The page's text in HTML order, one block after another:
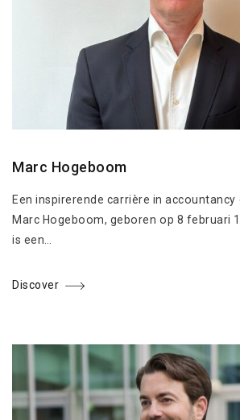
Marc Hogeboom
Een inspirerende carrière in
Marc Hogeboom, geboren op 8 februari
is een…
Discover